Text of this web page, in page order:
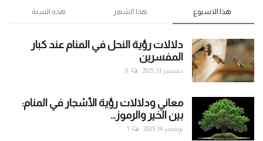
هذا الاسبوع هذا الشهر هذه السنة
دلالات رؤية النحل في المنام عند كبار
المفسرين
ديسمبر 13, 2025 0
معاني ودلالات رؤية الأشجار في المنام:
بين الخير والرموز...
نوفمبر 14, 2025 1